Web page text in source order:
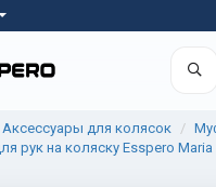
Аксессуары для колясок
рук на коляску Esspero